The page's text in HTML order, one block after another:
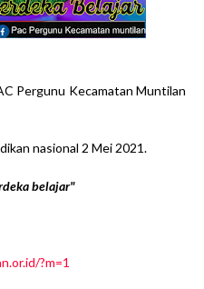
Pergunu Kecamatan Muntilan
nasional 2 Mei 2021.
belajar"
?m=1